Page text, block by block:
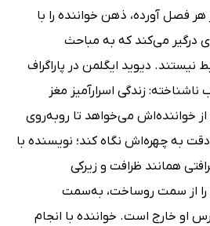
فصل آورده، ذهن خواننده را با
درگیر می‌کند که به مباحث
دیوید ایگلمن در پاراگراف
زندگی اسرارآمیز مغز
خواننده‌اش می‌خواهد تا روبه‌روی
به چهره‌اش نگاه کند؛ نویسنده با
همانند ظرافت و زیرکی
از سمت روساخت، به‌سمت
او خارج است. خواننده با انجام